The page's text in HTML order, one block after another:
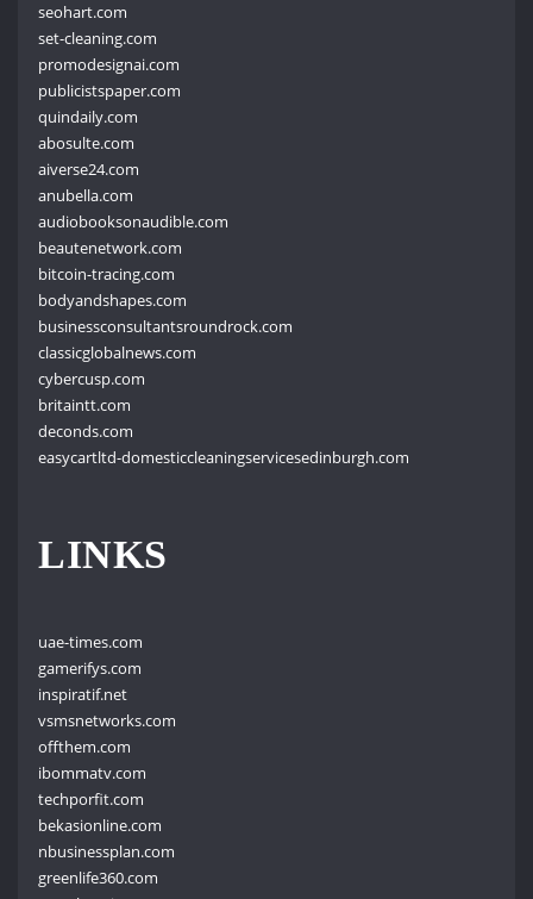
seohart.com
set-cleaning.com
promodesignai.com
publicistspaper.com
quindaily.com
abosulte.com
aiverse24.com
anubella.com
audiobooksonaudible.com
beautenetwork.com
bitcoin-tracing.com
bodyandshapes.com
businessconsultantsroundrock.com
classicglobalnews.com
cybercusp.com
britaintt.com
deconds.com
easycartltd-domesticcleaningservicesedinburgh.com
LINKS
uae-times.com
gamerifys.com
inspiratif.net
vsmsnetworks.com
offthem.com
ibommatv.com
techporfit.com
bekasionline.com
nbusinessplan.com
greenlife360.com